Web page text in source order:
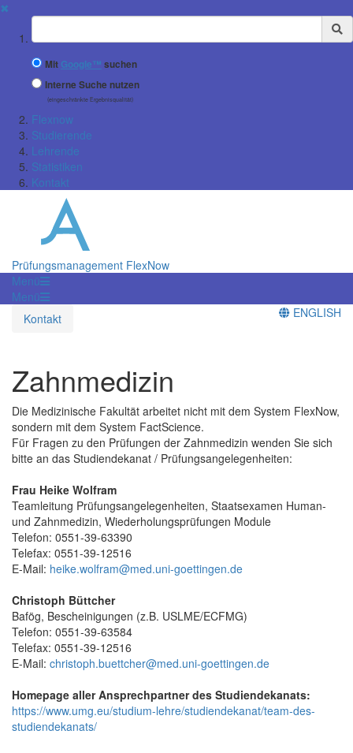
✖
Suchbegriff
Mit Google™ suchen
Interne Suche nutzen
(eingeschränkte Ergebnisqualität)
Flexnow
Studierende
Lehrende
Statistiken
Kontakt
Prüfungsmanagement FlexNow
Menü
Menü
Kontakt
ENGLISH
Zahnmedizin
Die Medizinische Fakultät arbeitet nicht mit dem System FlexNow,
sondern mit dem System FactScience.
Für Fragen zu den Prüfungen der Zahnmedizin wenden Sie sich
bitte an das Studiendekanat / Prüfungsangelegenheiten:
Frau Heike Wolfram
Teamleitung Prüfungsangelegenheiten, Staatsexamen Human-
und Zahnmedizin, Wiederholungsprüfungen Module
Telefon: 0551-39-63390
Telefax: 0551-39-12516
E-Mail: heike.wolfram@med.uni-goettingen.de
Christoph Büttcher
Bafög, Bescheinigungen (z.B. USLME/ECFMG)
Telefon: 0551-39-63584
Telefax: 0551-39-12516
E-Mail: christoph.buettcher@med.uni-goettingen.de
Homepage aller Ansprechpartner des Studiendekanats:
https://www.umg.eu/studium-lehre/studiendekanat/team-des-
studiendekanats/